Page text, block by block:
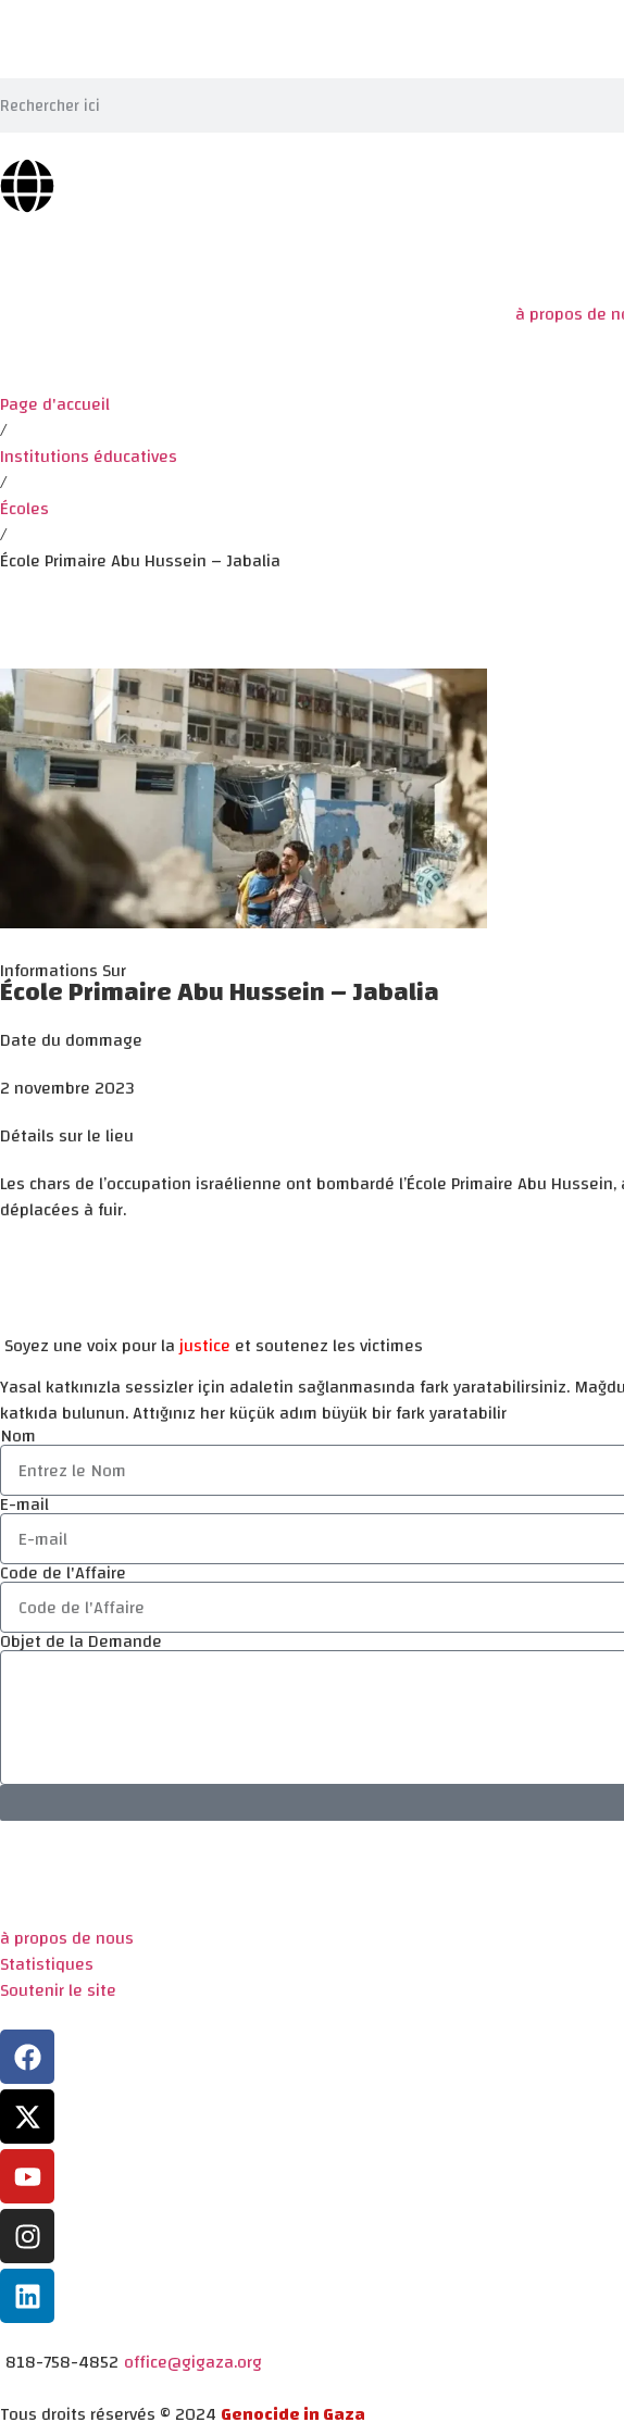
à propos de
Page d'accueil
/
Institutions éducatives
/
Écoles
/
École Primaire Abu Hussein – Jabalia
Informations Sur
École Primaire Abu Hussein – Jabalia
Date du dommage
2 novembre 2023
Détails sur le lieu
Les chars de l’occupation israélienne ont bombardé l’École Primaire Abu
déplacées à fuir.
Soyez une voix pour lajustice et soutenez les victimes
Yasal katkınızla sessizler için adaletin sağlanmasında fark yaratabilirsiniz.
katkıda bulunun. Attığınız her küçük adım büyük bir fark yaratabilir
Nom
E-mail
Code de l'Affaire
Objet de la Demande
à propos de nous
Statistiques
Soutenir le site
818-758-4852 office@gigaza.org
Tous droits réservés © 2024 Genocide in Gaza